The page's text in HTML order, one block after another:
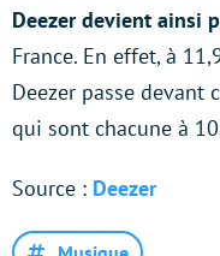
Deezer devient ainsi
France. En effet, à
Deezer passe devant
qui sont chacune à
Source : Deezer